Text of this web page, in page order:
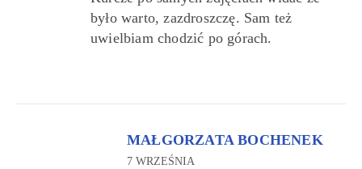
było warto, zazdroszczę. Sam też
uwielbiam chodzić po górach.
MAŁGORZATA BOCHENEK
7 WRZEŚNIA